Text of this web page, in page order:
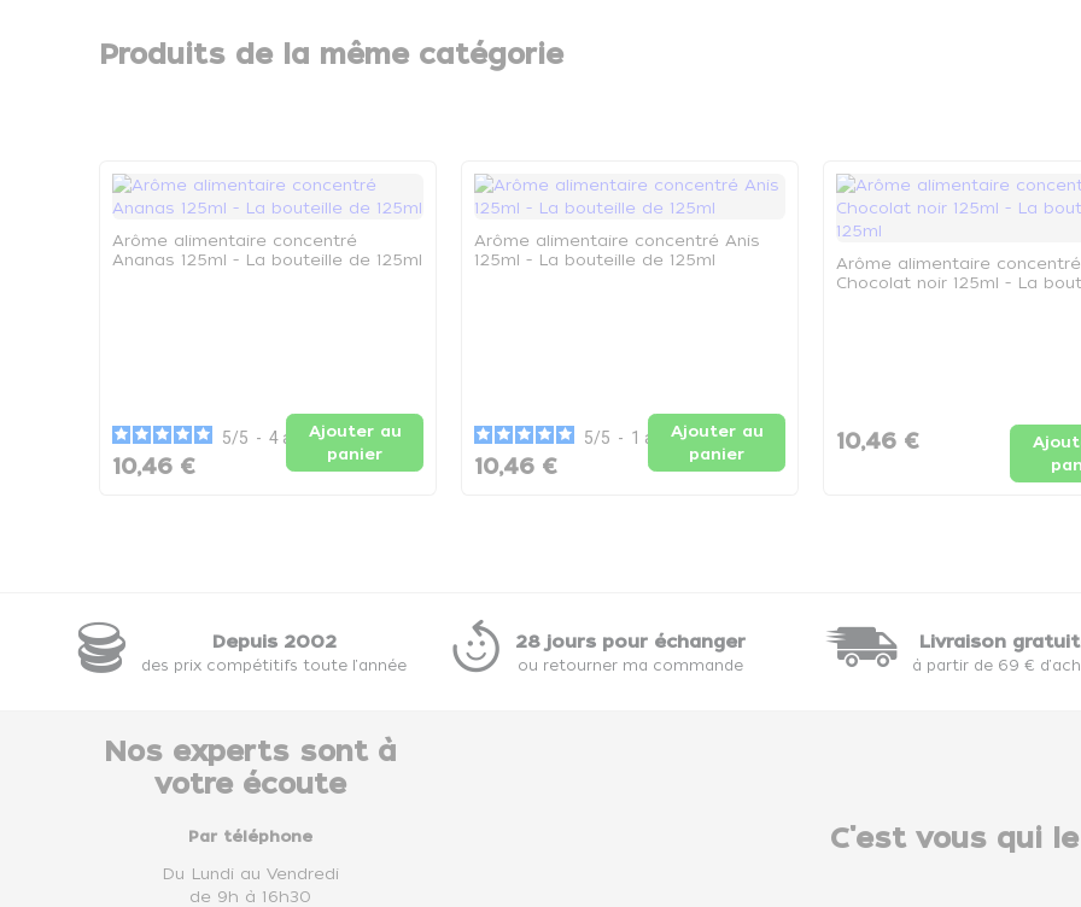
Produits de la même catégorie
Arôme alimentaire concentré
Ananas 125ml - La bouteille de 125ml
5/5 - 4 avis
10,46 €
Ajouter au
panier
Arôme alimentaire concentré Anis
125ml - La bouteille de 125ml
5/5 - 1 avis
10,46 €
Ajouter au
panier
Arôme alimentaire concentré
Chocolat noir 125ml - La
10,46 €
Depuis 2002
des prix compétitifs toute l'année
28 jours pour échanger
ou retourner ma commande
Livraison
à partir de 69 €
Nos experts sont à
votre écoute
Par téléphone
Du Lundi au Vendredi
de 9h à 16h30
C'est vous qui